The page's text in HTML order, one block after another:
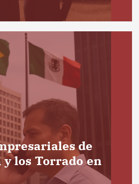
de
y los Torrado en